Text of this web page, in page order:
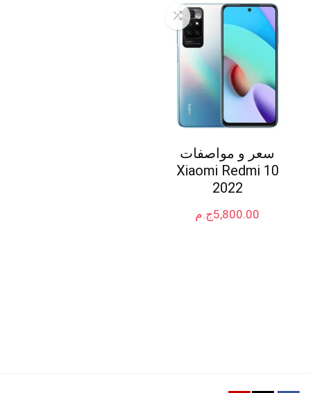
سعر و مواصفات
Xiaomi Redmi 10
2022
ج.م5,800.00